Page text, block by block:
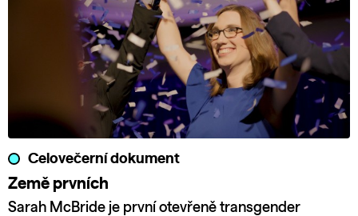
Celovečerní dokument
Země prvních
Sarah McBride je první otevřeně transgender